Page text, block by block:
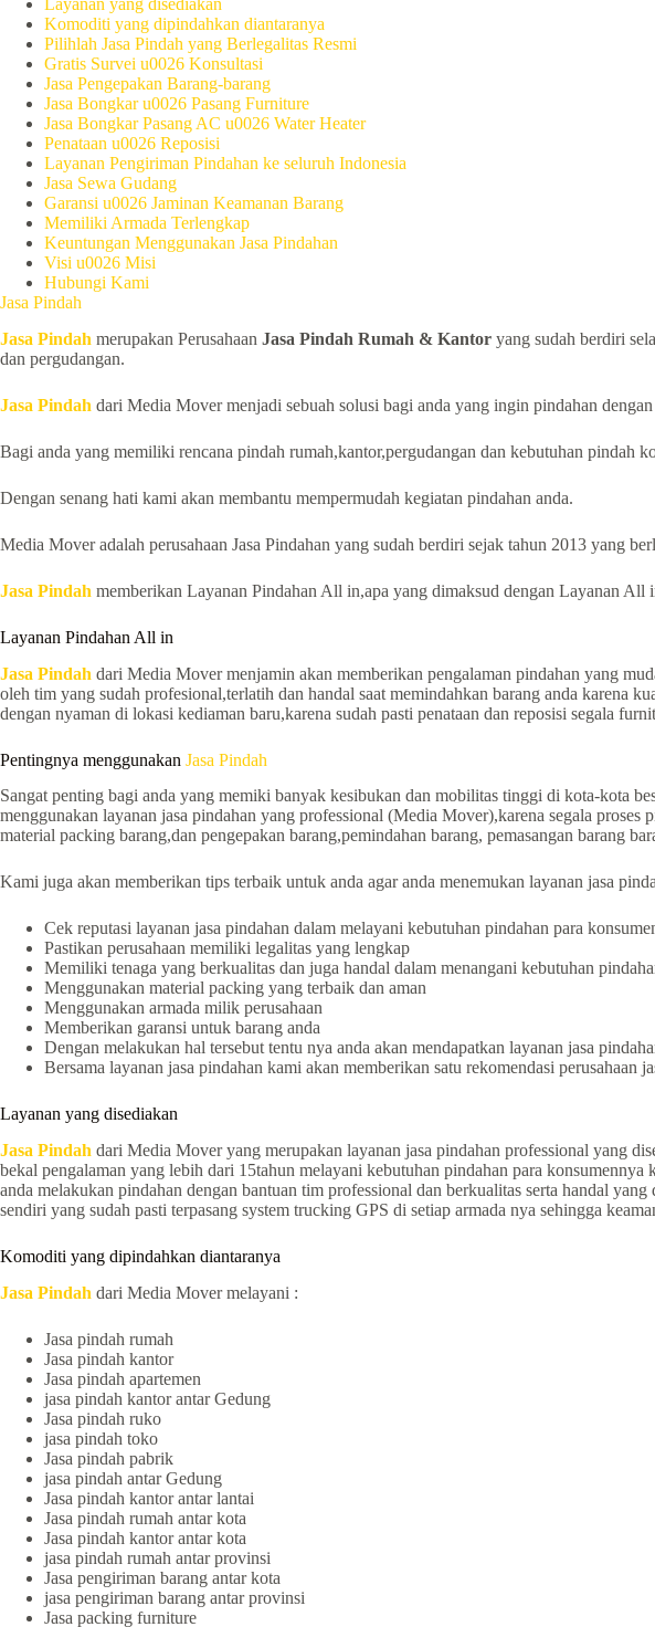
Layanan yang disediakan
Komoditi yang dipindahkan diantaranya
Pilihlah Jasa Pindah yang Berlegalitas Resmi
Gratis Survei u0026 Konsultasi
Jasa Pengepakan Barang-barang
Jasa Bongkar u0026 Pasang Furniture
Jasa Bongkar Pasang AC u0026 Water Heater
Penataan u0026 Reposisi
Layanan Pengiriman Pindahan ke seluruh Indonesia
Jasa Sewa Gudang
Garansi u0026 Jaminan Keamanan Barang
Memiliki Armada Terlengkap
Keuntungan Menggunakan Jasa Pindahan
Visi u0026 Misi
Hubungi Kami
Jasa Pindah
Jasa Pindah merupakan Perusahaan Jasa Pindah Rumah & Kantor yang sudah berdiri
dan pergudangan.
Jasa Pindah dari Media Mover menjadi sebuah solusi bagi anda yang ingin pindahan
Bagi anda yang memiliki rencana pindah rumah,kantor,pergudangan dan kebutuhan pindah
Dengan senang hati kami akan membantu mempermudah kegiatan pindahan anda.
Media Mover adalah perusahaan Jasa Pindahan yang sudah berdiri sejak tahun 2013 yang
Jasa Pindah memberikan Layanan Pindahan All in,apa yang dimaksud dengan Layanan
Layanan Pindahan All in
Jasa Pindah dari Media Mover menjamin akan memberikan pengalaman pindahan yang
oleh tim yang sudah profesional,terlatih dan handal saat memindahkan barang anda karena
dengan nyaman di lokasi kediaman baru,karena sudah pasti penataan dan reposisi segala
Pentingnya menggunakan Jasa Pindah
Sangat penting bagi anda yang memiki banyak kesibukan dan mobilitas tinggi di kota-kota
menggunakan layanan jasa pindahan yang professional (Media Mover),karena segala
material packing barang,dan pengepakan barang,pemindahan barang, pemasangan barang
Kami juga akan memberikan tips terbaik untuk anda agar anda menemukan layanan jasa
Cek reputasi layanan jasa pindahan dalam melayani kebutuhan pindahan para
Pastikan perusahaan memiliki legalitas yang lengkap
Memiliki tenaga yang berkualitas dan juga handal dalam menangani kebutuhan
Menggunakan material packing yang terbaik dan aman
Menggunakan armada milik perusahaan
Memberikan garansi untuk barang anda
Dengan melakukan hal tersebut tentu nya anda akan mendapatkan layanan jasa
Bersama layanan jasa pindahan kami akan memberikan satu rekomendasi
Layanan yang disediakan
Jasa Pindah dari Media Mover yang merupakan layanan jasa pindahan professional yang
bekal pengalaman yang lebih dari 15tahun melayani kebutuhan pindahan para
anda melakukan pindahan dengan bantuan tim professional dan berkualitas serta handal
sendiri yang sudah pasti terpasang system trucking GPS di setiap armada nya sehingga
Komoditi yang dipindahkan diantaranya
Jasa Pindah dari Media Mover melayani :
Jasa pindah rumah
Jasa pindah kantor
Jasa pindah apartemen
jasa pindah kantor antar Gedung
Jasa pindah ruko
jasa pindah toko
Jasa pindah pabrik
jasa pindah antar Gedung
Jasa pindah kantor antar lantai
Jasa pindah rumah antar kota
Jasa pindah kantor antar kota
jasa pindah rumah antar provinsi
Jasa pengiriman barang antar kota
jasa pengiriman barang antar provinsi
Jasa packing furniture